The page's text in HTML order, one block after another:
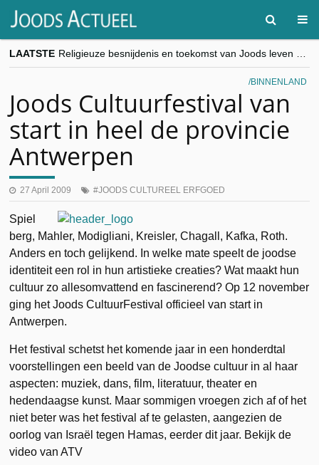
LAATSTE
“Besnijdenisdebat toont hoe moeilijk seculiere Westen minderheden begrijpt”, Jinnih Beels (Vooruit)
CITYTRIP | ROEMENIË – Boekarest: de verrassing van Oost-Europa
BINNENLAND
Joods Cultuurfestival van
start in heel de provincie
Antwerpen
27 April 2009 JOODS CULTUREEL ERFGOED
Spiel
berg, Mahler, Modigliani, Kreisler, Chagall, Kafka, Roth.
Anders en toch gelijkend. In welke mate speelt de joodse
identiteit een rol in hun artistieke creaties? Wat maakt hun
cultuur zo allesomvattend en fascinerend? Op 12 november
ging het Joods CultuurFestival officieel van start in
Antwerpen.
Het festival schetst het komende jaar in een honderdtal
voorstellingen een beeld van de Joodse cultuur in al haar
aspecten: muziek, dans, film, literatuur, theater en
hedendaagse kunst. Maar sommigen vroegen zich af of het
niet beter was het festival af te gelasten, aangezien de
oorlog van Israël tegen Hamas, eerder dit jaar. Bekijk de
video van ATV